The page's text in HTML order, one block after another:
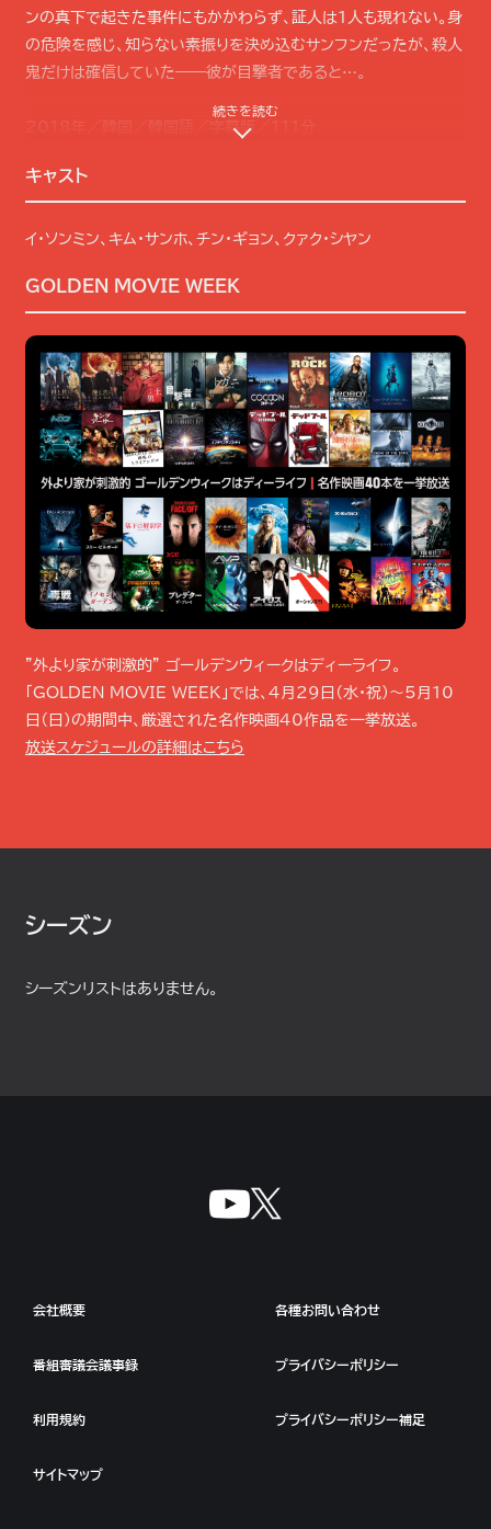
ンの真下で起きた事件にもかかわらず、証人は1人も現れない。身
の危険を感じ、知らない素振りを決め込むサンフンだったが、殺人
鬼だけは確信していた――彼が目撃者であると…。
2018年／韓国／韓国語／字幕版／111分
監督
続きを読む
キャスト
イ・ソンミン、キム・サンホ、チン・ギョン、クァク・シヤン
GOLDEN MOVIE WEEK
”外より家が刺激的” ゴールデンウィークはディーライフ。
「GOLDEN MOVIE WEEK」では、4月29日（水・祝）～5月10
日（日）の期間中、厳選された名作映画40作品を一挙放送。
放送スケジュールの詳細はこちら
シーズン
シーズンリストはありません。
会社概要 各種お問い合わせ
番組審議会議事録 プライバシーポリシー
利用規約 プライバシーポリシー補足
サイトマップ